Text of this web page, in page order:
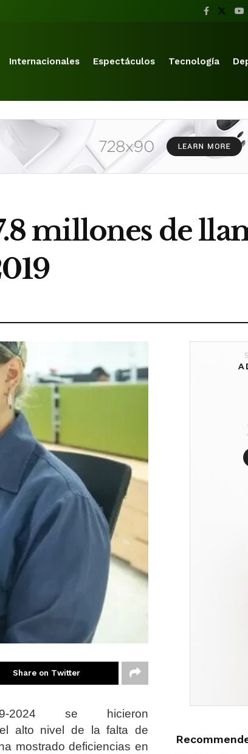
Internacionales Espectáculos Tecnología
millones de
Share on Twitter
se hicieron
alto nivel de la falta de
mostrado deficiencias en